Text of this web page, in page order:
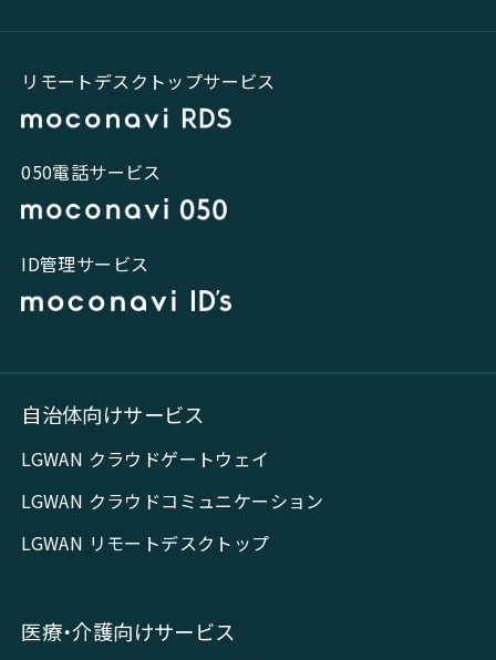
リモートデスクトップサービス
050電話サービス
ID管理サービス
自治体向けサービス
LGWAN クラウドゲートウェイ
LGWAN クラウドコミュニケーション
LGWAN リモートデスクトップ
医療・介護向けサービス